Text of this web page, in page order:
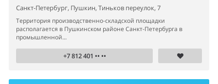
Санкт-Петербург, Пушкин, Тиньков переулок, 7
Территория производственно-складской площадки
располагается в Пушкинском районе Санкт-Петербурга в
промышленной...
+7 812 401 •• ••